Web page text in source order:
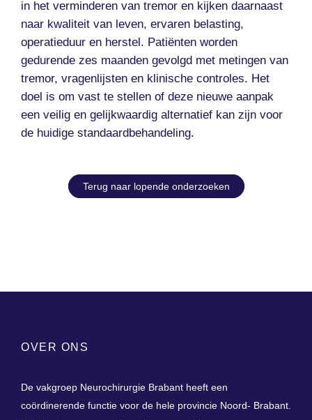
in het verminderen van tremor en kijken daarnaast
naar kwaliteit van leven, ervaren belasting,
operatieduur en herstel. Patiënten worden
gedurende zes maanden gevolgd met metingen van
tremor, vragenlijsten en klinische controles. Het
doel is om vast te stellen of deze nieuwe aanpak
een veilig en gelijkwaardig alternatief kan zijn voor
de huidige standaardbehandeling.
Terug naar lopende onderzoeken
OVER ONS
De vakgroep Neurochirurgie Brabant heeft een
coördinerende functie voor de hele provincie Noord- Brabant.